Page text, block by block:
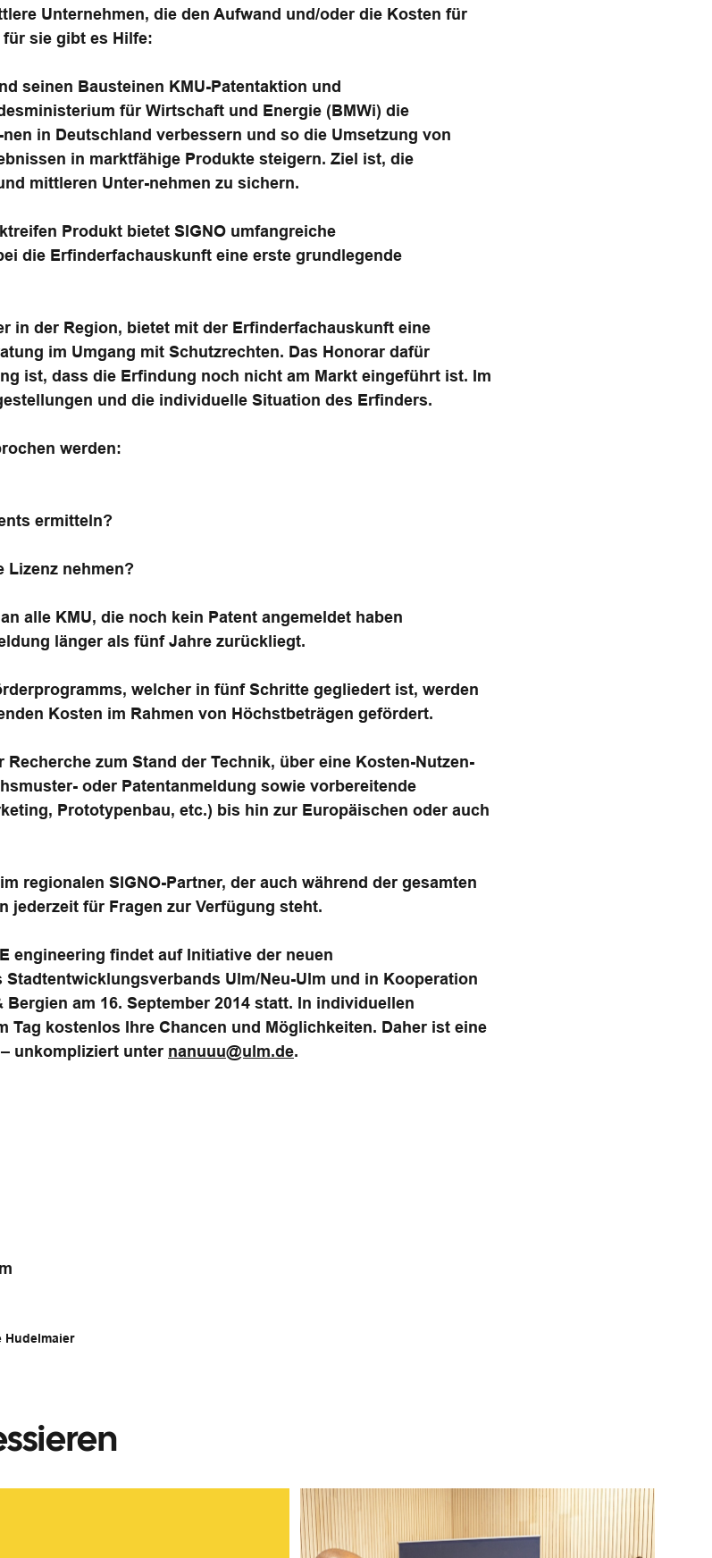
Unternehmen, die den Aufwand und/oder die Kosten für
sie gibt es Hilfe:
seinen Bausteinen KMU-Patentaktion und
für Wirtschaft und Energie (BMWi) die
in Deutschland verbessern und so die Umsetzung von
in marktfähige Produkte steigern. Ziel ist, die
mittleren Unter-nehmen zu sichern.
Produkt bietet SIGNO umfangreiche
die Erfinderfachauskunft eine erste grundlegende
in der Region, bietet mit der Erfinderfachauskunft eine
im Umgang mit Schutzrechten. Das Honorar dafür
ist, dass die Erfindung noch nicht am Markt eingeführt ist. Im
und die individuelle Situation des Erfinders.
werden:
ermitteln?
Lizenz nehmen?
alle KMU, die noch kein Patent angemeldet haben
länger als fünf Jahre zurückliegt.
welcher in fünf Schritte gegliedert ist, werden
Kosten im Rahmen von Höchstbeträgen gefördert.
zum Stand der Technik, über eine Kosten-Nutzen-
oder Patentanmeldung sowie vorbereitende
Prototypenbau, etc.) bis hin zur Europäischen oder auch
regionalen SIGNO-Partner, der auch während der gesamten
jederzeit für Fragen zur Verfügung steht.
engineering findet auf Initiative der neuen
Stadtentwicklungsverbands Ulm/Neu-Ulm und in Kooperation
am 16. September 2014 statt. In individuellen
Tag kostenlos Ihre Chancen und Möglichkeiten. Daher ist eine
unkompliziert unter nanuuu@ulm.de.
Hudelmaier